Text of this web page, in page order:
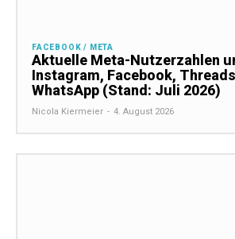
FACEBOOK / META
Aktuelle Meta-Nutzerzahlen
Instagram, Facebook,
WhatsApp (Stand: Juli 2026)
Nicola Kiermeier - 4. August 2026